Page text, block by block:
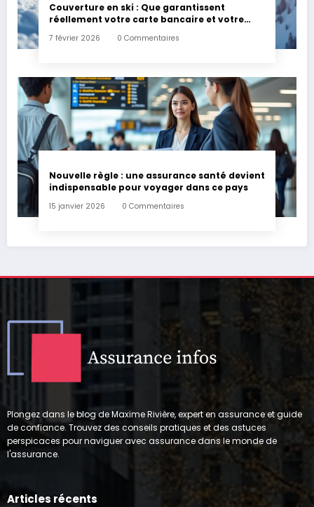
Couverture en ski : Que garantissent
réellement votre carte bancaire et votre
7 février 2026 0 Commentaires
Nouvelle règle : une assurance santé devient
indispensable pour voyager dans ce pays
15 janvier 2026 0 Commentaires
Plongez dans le blog de Maxime Rivière, expert en assurance et guide
de confiance. Trouvez des conseils pratiques et des astuces
perspicaces pour naviguer avec assurance dans le monde de
l'assurance.
Articles récents